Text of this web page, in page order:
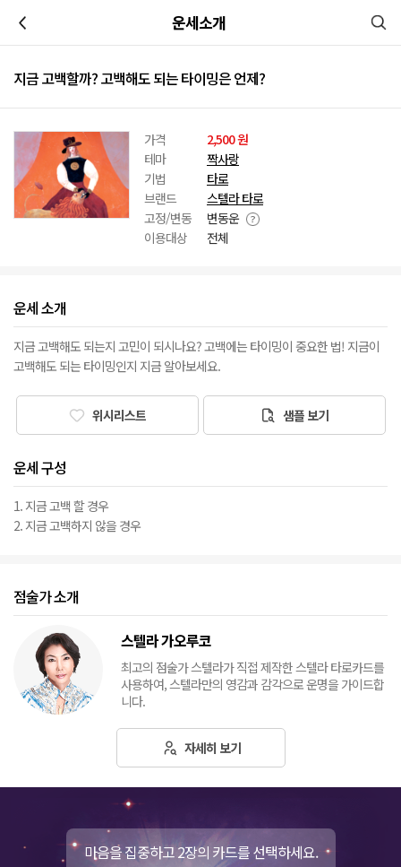
운세소개
지금 고백할까? 고백해도 되는 타이밍은 언제?
가격
2,500 원
테마
짝사랑
기법
타로
브랜드
스텔라 타로
고정/변동
변동운
이용대상
전체
운세 소개
지금 고백해도 되는지 고민이 되시나요? 고백에는 타이밍이 중요한 법! 지금이
고백해도 되는 타이밍인지 지금 알아보세요.
위시리스트 샘플 보기
운세 구성
1. 지금 고백 할 경우
2. 지금 고백하지 않을 경우
점술가 소개
스텔라 가오루코
최고의 점술가 스텔라가 직접 제작한 스텔라 타로카드를
사용하여, 스텔라만의 영감과 감각으로 운명을 가이드합
니다.
자세히 보기
마음을 집중하고 2장의 카드를 선택하세요.